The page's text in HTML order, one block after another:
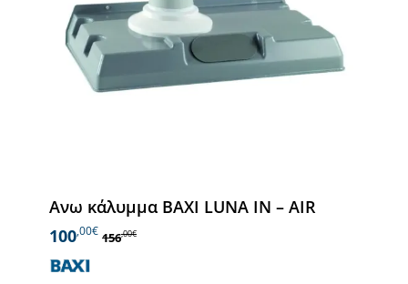
Ανω κάλυμμα BAXI LUNA IN – AIR
100,00€ 156,00€